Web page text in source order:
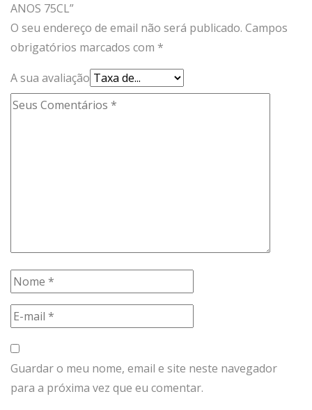
ANOS 75CL”
O seu endereço de email não será publicado. Campos
obrigatórios marcados com *
A sua avaliação
Guardar o meu nome, email e site neste navegador
para a próxima vez que eu comentar.